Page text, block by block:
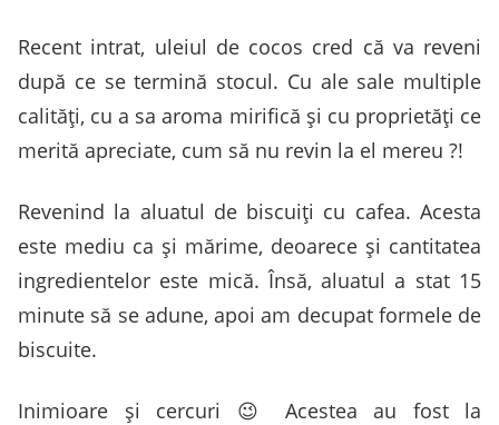
Recent intrat, uleiul de cocos cred că va reveni
după ce se termină stocul. Cu ale sale multiple
calităţi, cu a sa aroma mirifică şi cu proprietăţi ce
merită apreciate, cum să nu revin la el mereu ?!
Revenind la aluatul de biscuiți cu cafea. Acesta
este mediu ca şi mărime, deoarece şi cantitatea
ingredientelor este mică. Însă, aluatul a stat 15
minute să se adune, apoi am decupat formele de
biscuite.
Inimioare şi cercuri 😉 Acestea au fost la